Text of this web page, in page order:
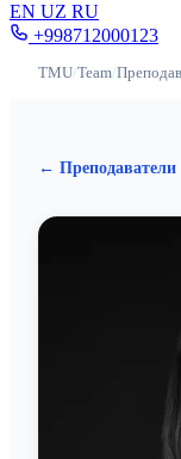
EN UZ RU
+998712000123
TMU/Team/
← Преподаватели